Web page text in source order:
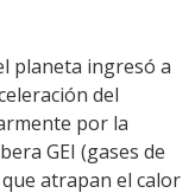
planeta ingresó a
del
por la
GEI (gases de
atrapan el calor